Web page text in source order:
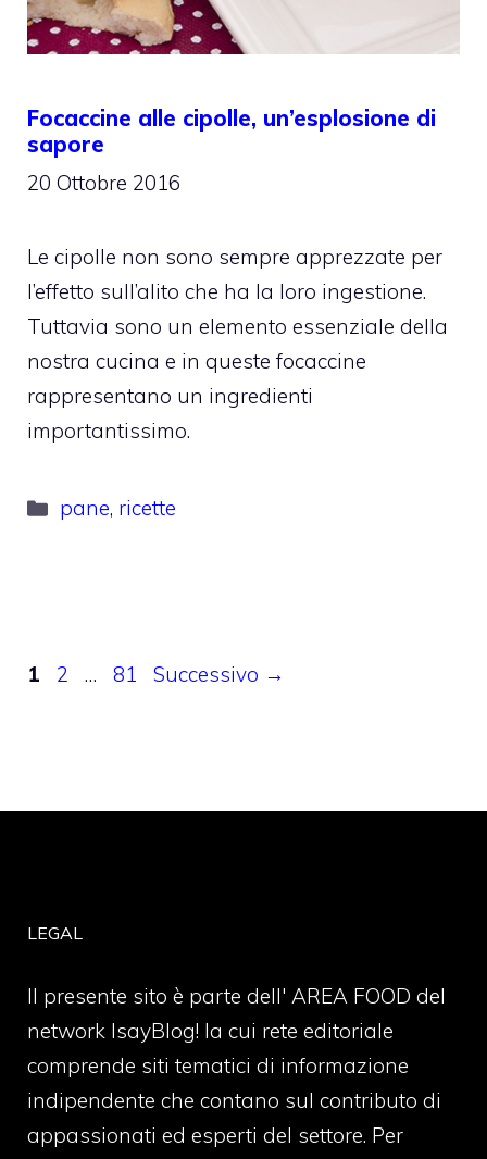
Focaccine alle cipolle, un’esplosione di
sapore
20 Ottobre 2016
Le cipolle non sono sempre apprezzate per
l’effetto sull’alito che ha la loro ingestione.
Tuttavia sono un elemento essenziale della
nostra cucina e in queste focaccine
rappresentano un ingredienti
importantissimo.
Categorie
pane, ricette
Pagina
1 Pagina
2 … Pagina
81 Successivo →
LEGAL
Il presente sito è parte dell' AREA FOOD del
network IsayBlog! la cui rete editoriale
comprende siti tematici di informazione
indipendente che contano sul contributo di
appassionati ed esperti del settore. Per